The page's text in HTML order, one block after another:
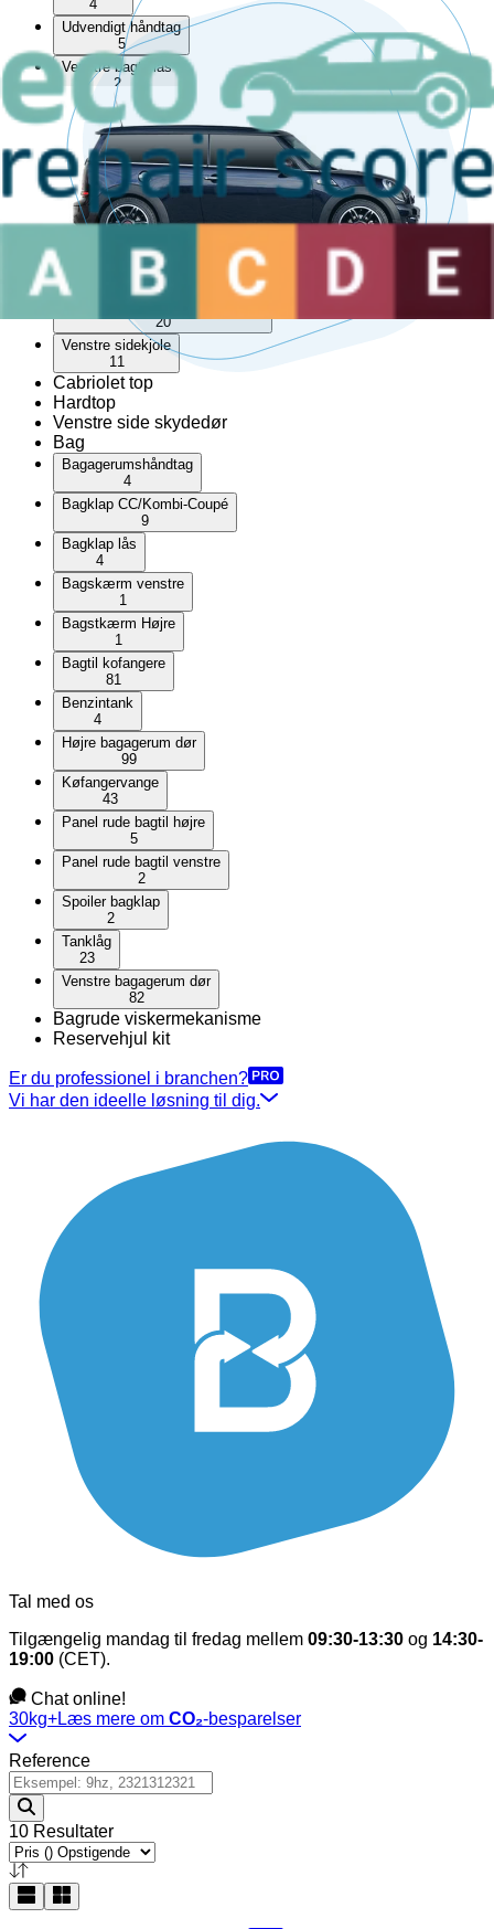
4
Udvendigt håndtag
5
Venstre bagtil lås
2
Venstre bagtil skærm liste
21
Venstre bagtil udvendigt håndtag
2
Venstre foran trekantet rude
1
Venstre fortil lås
Venstre fortil skærm liste
15
20
Venstre sidekjole
11
Cabriolet top
Hardtop
Venstre side skydedør
Bag
Bagagerumshåndtag
4
Bagklap CC/Kombi-Coupé
9
Bagklap lås
4
Bagskærm venstre
1
Bagstkærm Højre
1
Bagtil kofangere
81
Benzintank
4
Højre bagagerum dør
99
Køfangervange
43
Panel rude bagtil højre
5
Panel rude bagtil venstre
2
Spoiler bagklap
2
Tanklåg
23
Venstre bagagerum dør
82
Bagrude viskermekanisme
Reservehjul kit
Er du professionel i branchen?
Vi har den ideelle løsning til dig.
Tal med os
Tilgængelig mandag til fredag mellem 09:30-13:30 og 14:30-
19:00 (CET).
Chat online!
30kg+Læs mere om CO₂-besparelser
Reference
10 Resultater